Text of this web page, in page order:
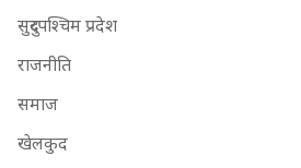
सुदुरपश्चिम प्रदेश
राजनीति
समाज
खेलकुद